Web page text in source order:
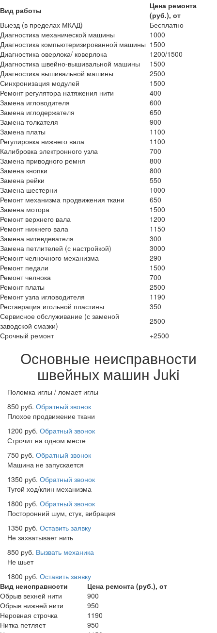
Вид работы
Цена ремонта
(руб.), от
Выезд (в пределах МКАД)
Бесплатно
Диагностика механической машины
1000
Диагностика компьютеризированной машины 1500
Диагностика оверлока/ коверлока
1200/1500
Диагностика швейно-вышивальной машины
1500
Диагностика вышивальной машины
2500
Синхронизация модулей
1500
Ремонт регулятора натяжения нити
400
Замена игловодителя
600
Замена иглодержателя
650
Замена толкателя
900
Замена платы
1100
Регулировка нижнего вала
1100
Калибровка электронного узла
700
Замена приводного ремня
800
Замена кнопки
800
Замена рейки
550
Замена шестерни
1000
Ремонт механизма продвижения ткани
650
Замена мотора
1500
Ремонт верхнего вала
1200
Ремонт нижнего вала
1150
Замена нитевдевателя
300
Замена петлителей (с настройкой)
3000
Ремонт челночного механизма
290
Ремонт педали
1500
Ремонт челнока
700
Ремонт платы
2500
Ремонт узла игловодителя
1190
Реставрация игольной пластины
350
Сервисное обслуживание (с заменой
заводской смазки)
2500
Срочный ремонт
+2500
Основные неисправности
швейных машин Juki
Поломка иглы / ломает иглы
850 руб. Обратный звонок
Плохое продвижение ткани
1200 руб. Обратный звонок
Строчит на одном месте
750 руб. Обратный звонок
Машина не запускается
1350 руб. Обратный звонок
Тугой ход/клин механизма
1800 руб. Обратный звонок
Посторонний шум, стук, вибрация
1350 руб. Оставить заявку
Не захватывает нить
850 руб. Вызвать механика
Не шьет
1800 руб. Оставить заявку
Вид неисправности
Цена ремонта (руб.), от
Обрыв вехней нити
900
Обрыв нижней нити
950
Неровная строчка
1190
Нитка петляет
950